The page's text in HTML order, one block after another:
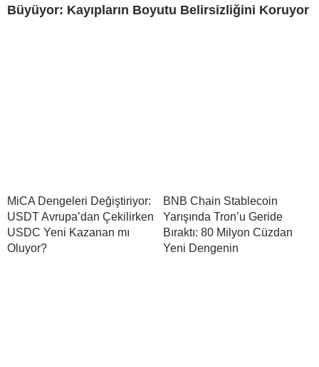
Büyüyor: Kayıpların Boyutu Belirsizliğini Koruyor
MiCA Dengeleri Değiştiriyor:
USDT Avrupa’dan Çekilirken
USDC Yeni Kazanan mı
Oluyor?
BNB Chain Stablecoin
Yarışında Tron’u Geride
Bıraktı: 80 Milyon Cüzdan
Yeni Dengenin